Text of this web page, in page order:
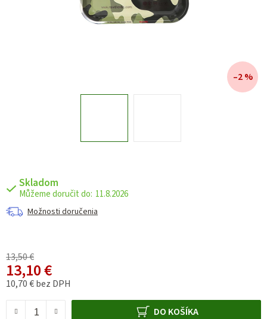
Skladom
11.8.2026
Možnosti doručenia
13,50 €
13,10 €
10,70 € bez DPH
DO KOŠÍKA
–2 %